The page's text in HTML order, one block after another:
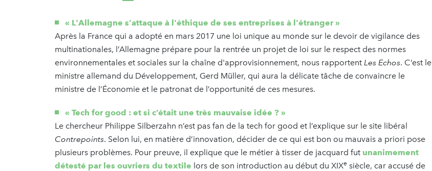
« L'Allemagne s'attaque à l'éthique de ses entreprises à l'étranger »
Après la France qui a adopté en mars 2017 une loi unique au monde sur le devoir de vigilance des
multinationales, l’Allemagne prépare pour la rentrée un projet de loi sur le respect des normes
environnementales et sociales sur la chaîne d'approvisionnement, nous rapportent Les Echos. C’est le
ministre allemand du Développement, Gerd Müller, qui aura la délicate tâche de convaincre le
ministre de l’Économie et le patronat de l’opportunité de ces mesures.
« Tech for good : et si c’était une très mauvaise idée ? »
Le chercheur Philippe Silberzahn n’est pas fan de la tech for good et l’explique sur le site libéral
Contrepoints. Selon lui, en matière d’innovation, décider de ce qui est bon ou mauvais a priori pose
plusieurs problèmes. Pour preuve, il explique que le métier à tisser de jacquard fut unanimement
détesté par les ouvriers du textile lors de son introduction au début du XIXe siècle, car accusé de